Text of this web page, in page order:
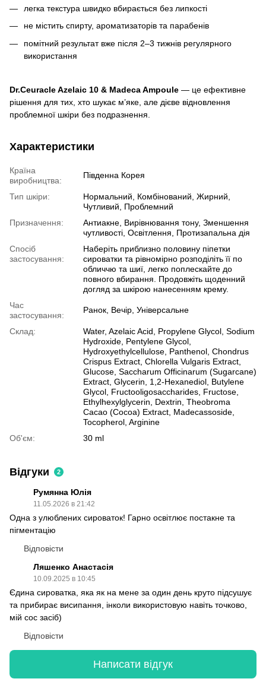
легка текстура швидко вбирається без липкості
не містить спирту, ароматизаторів та парабенів
помітний результат вже після 2–3 тижнів регулярного
використання
Dr.Ceuracle Azelaic 10 & Madeca Ampoule — це ефективне
рішення для тих, хто шукає м’яке, але дієве відновлення
проблемної шкіри без подразнення.
Характеристики
Країна
виробництва:
Південна Корея
Тип шкіри:
Нормальний, Комбінований, Жирний,
Чутливий, Проблемний
Призначення:
Антиакне, Вирівнювання тону, Зменшення
чутливості, Освітлення, Протизапальна дія
Спосіб
застосування:
Наберіть приблизно половину піпетки
сироватки та рівномірно розподіліть її по
обличчю та шиї, легко поплескайте до
повного вбирання. Продовжіть щоденний
догляд за шкірою нанесенням крему.
Час
застосування:
Ранок, Вечір, Універсальне
Склад:
Water, Azelaic Acid, Propylene Glycol, Sodium
Hydroxide, Pentylene Glycol,
Hydroxyethylcellulose, Panthenol, Chondrus
Crispus Extract, Chlorella Vulgaris Extract,
Glucose, Saccharum Officinarum (Sugarcane)
Extract, Glycerin, 1,2-Hexanediol, Butylene
Glycol, Fructooligosaccharides, Fructose,
Ethylhexylglycerin, Dextrin, Theobroma
Cacao (Cocoa) Extract, Madecassoside,
Tocopherol, Arginine
Об'єм:
30 ml
Відгуки 2
Румянна Юлія
11.05.2026 в 21:42
Одна з улюблених сироваток! Гарно освітлює постакне та
пігментацію
Відповісти
Ляшенко Анастасія
10.09.2025 в 10:45
Єдина сироватка, яка як на мене за один день круто підсушує
та прибирає висипання, інколи використовую навіть точково,
мій сос засіб)
Відповісти
Написати відгук